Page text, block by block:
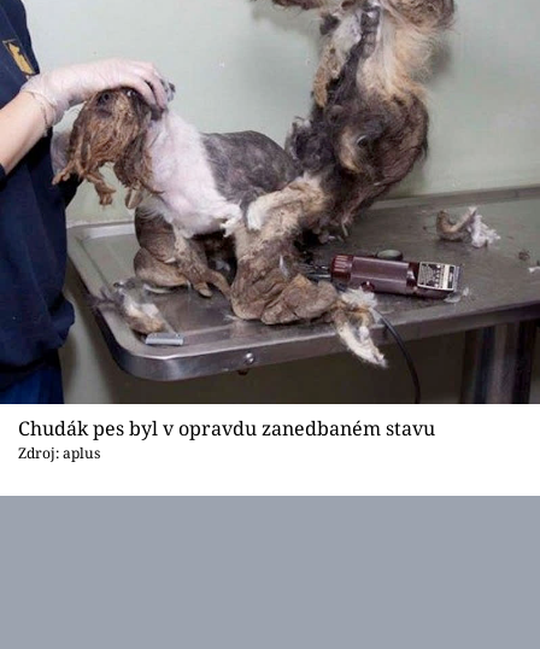
Chudák pes byl v opravdu zanedbaném stavu
Zdroj: aplus